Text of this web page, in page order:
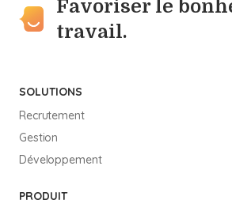
Favoriser le
travail.
SOLUTIONS
Recrutement
Gestion
Développement
PRODUIT